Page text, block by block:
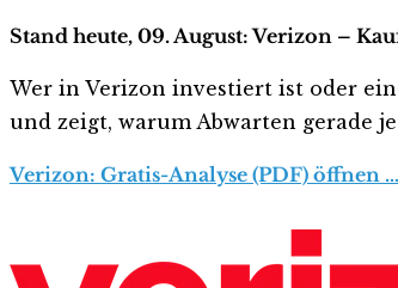
Stand heute, 09. August: Verizon –
Wer in Verizon investiert ist oder
und zeigt, warum Abwarten gerade
Verizon: Gratis-Analyse (PDF) öffnen …